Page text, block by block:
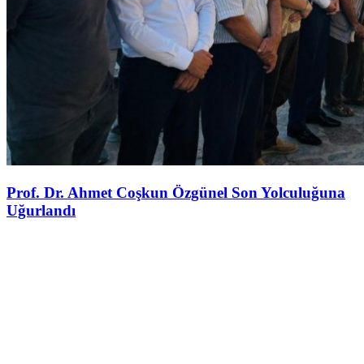
Prof. Dr. Ahmet Coşkun Özgünel Son Yolculuğuna
Uğurlandı